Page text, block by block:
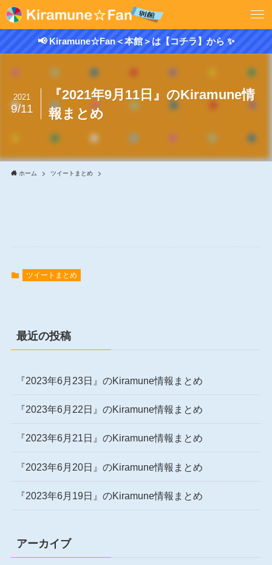
📢 Kiramune☆Fan＜本館＞は【コチラ】から ✨
『2021年9月11日』のKiramune情
報まとめ
2021
9/11
ホーム ツイートまとめ
ツイートまとめ
最近の投稿
『2023年6月23日』のKiramune情報まとめ
『2023年6月22日』のKiramune情報まとめ
『2023年6月21日』のKiramune情報まとめ
『2023年6月20日』のKiramune情報まとめ
『2023年6月19日』のKiramune情報まとめ
アーカイブ